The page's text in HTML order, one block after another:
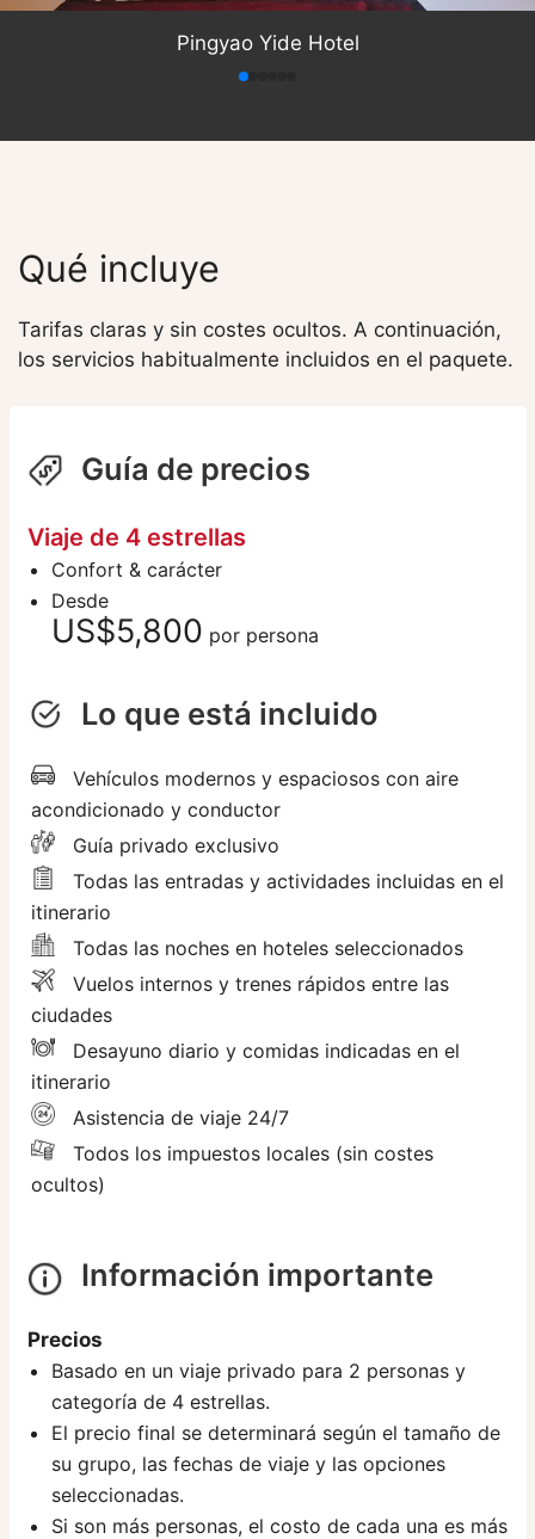
Pingyao Yide Hotel
Qué incluye
Tarifas claras y sin costes ocultos. A continuación,
los servicios habitualmente incluidos en el paquete.
Guía de precios
Viaje de 4 estrellas
Confort & carácter
Desde
US$5,800 por persona
Lo que está incluido
Vehículos modernos y espaciosos con aire
acondicionado y conductor
Guía privado exclusivo
Todas las entradas y actividades incluidas en el
itinerario
Todas las noches en hoteles seleccionados
Vuelos internos y trenes rápidos entre las
ciudades
Desayuno diario y comidas indicadas en el
itinerario
Asistencia de viaje 24/7
Todos los impuestos locales (sin costes
ocultos)
Información importante
Precios
Basado en un viaje privado para 2 personas y
categoría de 4 estrellas.
El precio final se determinará según el tamaño de
su grupo, las fechas de viaje y las opciones
seleccionadas.
Si son más personas, el costo de cada una es más